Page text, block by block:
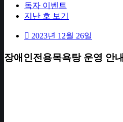
독자 이벤트
지난 호 보기
2023년 12월 26일
장애인전용목욕탕 운영 안내